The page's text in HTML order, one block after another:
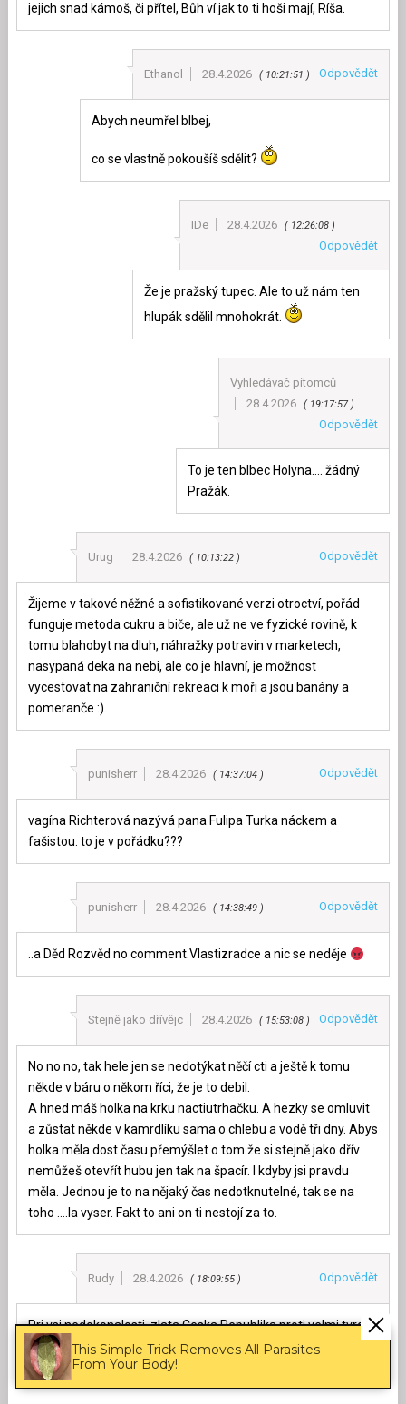
jejich snad kámoš, či přítel, Bůh ví jak to ti hoši mají, Ríša.
Ethanol 28.4.2026 10:21:51 Odpovědět
Abych neumřel blbej,
co se vlastně pokoušíš sdělit?
IDe 28.4.2026 12:26:08
Odpovědět
Že je pražský tupec. Ale to už nám ten
hlupák sdělil mnohokrát.
Vyhledávač pitomců
28.4.2026
19:17:57
Odpovědět
To je ten blbec Holyna…. žádný
Pražák.
Urug 28.4.2026 10:13:22 Odpovědět
Žijeme v takové něžné a sofistikované verzi otroctví, pořád
funguje metoda cukru a biče, ale už ne ve fyzické rovině, k
tomu blahobyt na dluh, náhražky potravin v marketech,
nasypaná deka na nebi, ale co je hlavní, je možnost
vycestovat na zahraniční rekreaci k moři a jsou banány a
pomeranče :).
punisherr 28.4.2026 14:37:04 Odpovědět
vagína Richterová nazývá pana Fulipa Turka náckem a
fašistou. to je v pořádku???
punisherr 28.4.2026 14:38:49 Odpovědět
..a Děd Rozvěd no comment.Vlastizradce a nic se neděje
Stejně jako dřívějc 28.4.2026 15:53:08 Odpovědět
No no no, tak hele jen se nedotýkat něčí cti a ještě k tomu
někde v báru o někom říci, že je to debil.
A hned máš holka na krku nactiutrhačku. A hezky se omluvit
a zůstat někde v kamrdlíku sama o chlebu a vodě tři dny. Abys
holka měla dost času přemýšlet o tom že si stejně jako dřív
nemůžeš otevřít hubu jen tak na špacír. I kdyby jsi pravdu
měla. Jednou je to na nějaký čas nedotknutelné, tak se na
toho ….la vyser. Fakt to ani on ti nestojí za to.
Rudy 28.4.2026 18:09:55 Odpovědět
Pri vsi nedokonalosti, zlata Ceska Republika proti velmi tvrde
politicky korektni Kanadske Lidove Demokraticke Republice.
This Simple Trick Removes All Parasites
From Your Body!